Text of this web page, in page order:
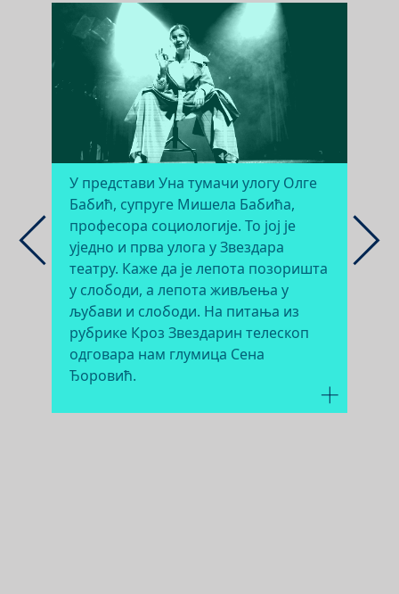
У представи Уна тумачи улогу Олге
Бабић, супруге Мишела Бабића,
професора социологије. То јој је
уједно и прва улога у Звездара
театру. Каже да је лепота позоришта
у слободи, а лепота живљења у
љубави и слободи. На питања из
рубрике Кроз Звездарин телескоп
одговара нам глумица Сена
Ђоровић.
ЛУЦИ
ПРОФЕСИОНАЛЦА
СВЕЧАНОСТИМА
„МИЛИВОЈЕ ЖИВАНОВИЋ“
БИЈЕЉИНИ
ОСТВАРЕЊЕ НА ДАНИМА
КОМЕДИЈЕ
ДА ПОВЕЗУЈЕ ЉУДЕ,
ЗАЈЕДНИЦЕ И КУЛТУРЕ
ВРАТИЛА
ХИЉАДА ЉУДИ